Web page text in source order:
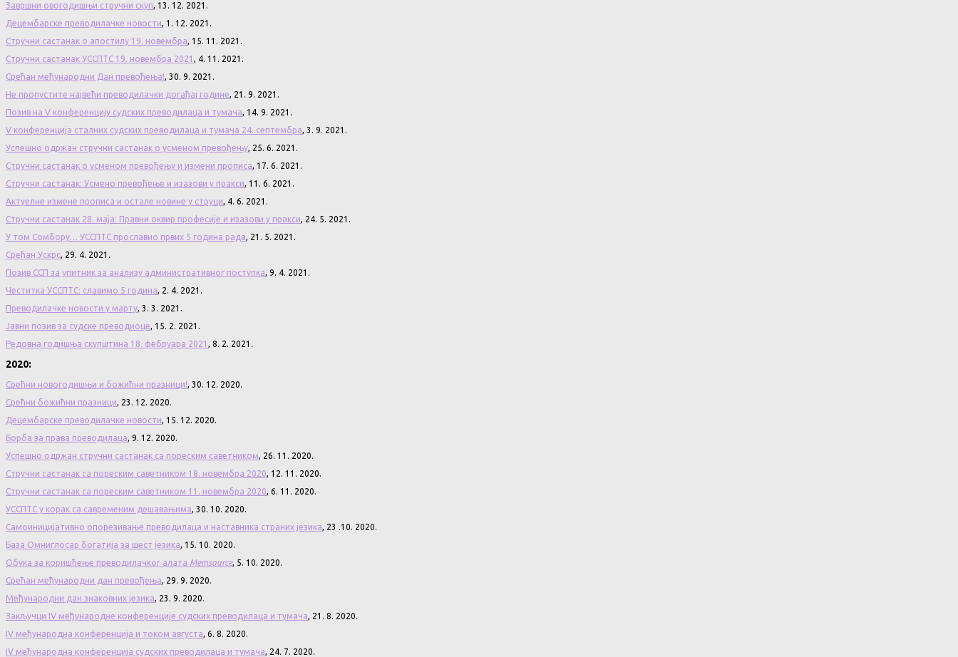
Завршни овогодишњи стручни скуп, 13. 12. 2021.
Децембарске преводилачке новости, 1. 12. 2021.
Стручни састанак о апостилу 19. новембра, 15. 11. 2021.
Стручни састанак УССПТС 19. новембра 2021 , 4. 11. 2021.
Срећан међународни Дан превођења!, 30. 9. 2021.
Не пропустите највећи преводилачки догађај године, 21. 9. 2021.
Позив на V конференцију судских преводилаца и тумача, 14. 9. 2021.
V конференција сталних судских преводилаца и тумача 24. септембра, 3. 9. 2021.
Успешно одржан стручни састанак о усменом превођењу, 25. 6. 2021.
Стручни састанак о усменом превођењу и измени прописа, 17. 6. 2021.
Стручни састанак: Усмено превођење и изазови у пракси, 11. 6. 2021.
Актуелне измене прописа и остале новине у струци, 4. 6. 2021.
Стручни састанак 28. маја: Правни оквир професије и изазови у пракси, 24. 5. 2021.
У том Сомбору… УССПТС прославио првих 5 година рада, 21. 5. 2021.
Срећан Ускрс, 29. 4. 2021.
Позив ССП за упитник за анализу административног поступка, 9. 4. 2021.
Честитка УССПТС: славимо 5 година, 2. 4. 2021.
Преводилачке новости у марту, 3. 3. 2021.
Јавни позив за судске преводиоце, 15. 2. 2021.
Редовна годишња скупштина 18. фебруара 2021 , 8. 2. 2021.
2020:
Срећни новогодишњи и божићни празници!, 30. 12. 2020.
Срећни божићни празници, 23. 12. 2020.
Децембарске преводилачке новости, 15. 12. 2020.
Борба за права преводилаца, 9. 12. 2020.
Успешно одржан стручни састанак са пореским саветником, 26. 11. 2020.
Стручни састанак са пореским саветником 18. новембра 2020, 12. 11. 2020.
Стручни састанак са пореским саветником 11. новембра 2020, 6. 11. 2020.
УССПТС у корак са савременим дешавањима, 30. 10. 2020.
Самоиницијативно опорезивање преводилаца и наставника страних језика, 23 .10. 2020.
База Омниглосар богатија за шест језика, 15. 10. 2020.
Обука за коришћење преводилачког алата Memsource, 5. 10. 2020.
Срећан међународни дан превођења, 29. 9. 2020.
Међународни дан знаковних језика, 23. 9. 2020.
Закључци IV међународне конференције судских преводилаца и тумача, 21. 8. 2020.
IV међународна конференција и током августа, 6. 8. 2020.
IV међународна конференција судских преводилаца и тумача, 24. 7. 2020.